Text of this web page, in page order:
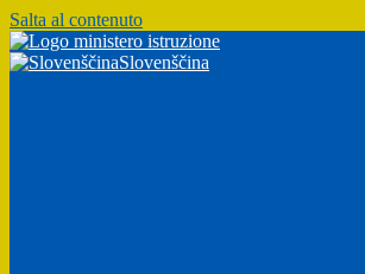
Salta al contenuto
Slovenščina